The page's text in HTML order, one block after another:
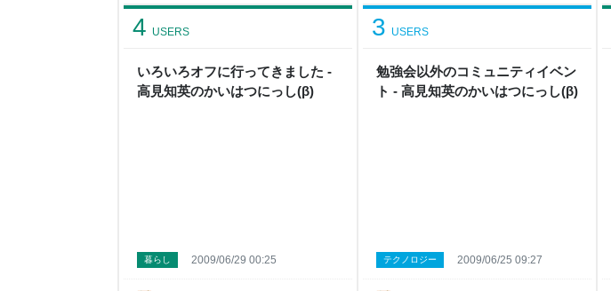
いろいろオフに行ってきました -
高見知英のかいはつにっし(β)
4 USERS
暮らし 2009/06/29 00:25
勉強会以外のコミュニティイベン
ト - 高見知英のかいはつにっし(β)
3 USERS
テクノロジー 2009/06/25 09:27